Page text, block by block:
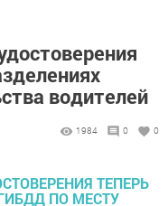
водителей
1984 0 0